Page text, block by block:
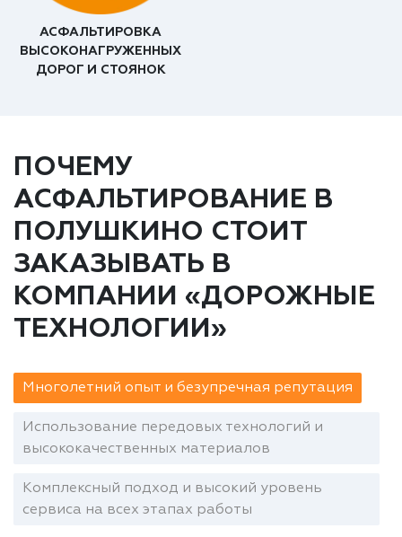
АСФАЛЬТИРОВКА
ВЫСОКОНАГРУЖЕННЫХ
ДОРОГ И СТОЯНОК
ПОЧЕМУ
АСФАЛЬТИРОВАНИЕ В
ПОЛУШКИНО СТОИТ
ЗАКАЗЫВАТЬ В
КОМПАНИИ «ДОРОЖНЫЕ
ТЕХНОЛОГИИ»
Многолетний опыт и безупречная репутация
Использование передовых технологий и
высококачественных материалов
Комплексный подход и высокий уровень
сервиса на всех этапах работы